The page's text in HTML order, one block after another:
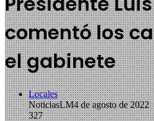
comentó los
el gabinete
Locales
NoticiasLM4 de agosto de 2022
327